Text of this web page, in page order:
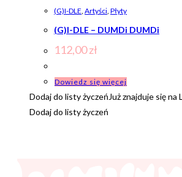
(G)I-DLE, Artyści, Płyty
(G)I-DLE – DUMDi DUMDi
112,00zł
Dowiedz się więcej
Dodaj do listy życzeńJuż znajduje się na
Dodaj do listy życzeń